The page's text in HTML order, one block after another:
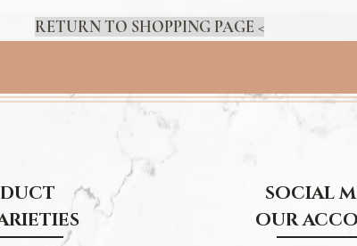
RETURN TO SHOPPING PAGE <
SOCIAL
OUR